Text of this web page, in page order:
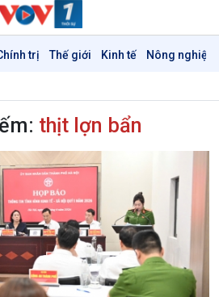
trị Thế giới Kinh tế Nông nghiệp
Thời sự
Thời sự 6h
Thời sự 12h
Thời sự 18h
Thời sự 21h30
Bản tin
thịt lợn bẩn